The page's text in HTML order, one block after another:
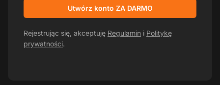
Utwórz konto ZA DARMO
Rejestrując się, akceptuję Regulamin i Politykę
prywatności.